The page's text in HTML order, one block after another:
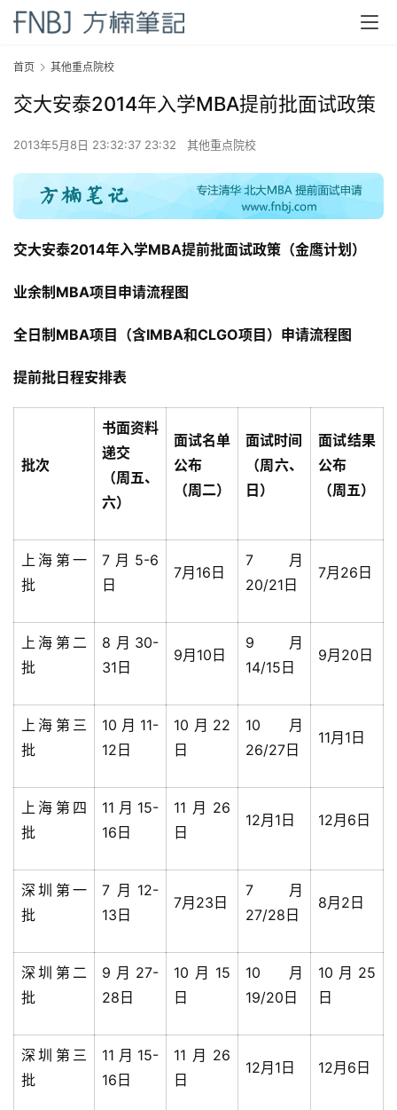
首页 其他重点院校
交大安泰2014年入学MBA提前批面试政策
2013年5月8日 23:32:37 23:32 其他重点院校
交大安泰2014年入学MBA提前批面试政策（金鹰计划）
业余制MBA项目申请流程图
全日制MBA项目（含IMBA和CLGO项目）申请流程图
提前批日程安排表
批次
书面资料
递交
（周五、
六）
面试名单
公布
（周二）
面试时间
（周六、
日）
面试结果
公布
（周五）
上海第一
批
7月5-6
日
7月16日
7月
20/21日
7月26日
上海第二
批
8月30-
31日
9月10日
9月
14/15日
9月20日
上海第三
批
10月11-
12日
10月22
日
10月
26/27日
11月1日
上海第四
批
11月15-
16日
11月26
日
12月1日 12月6日
深圳第一
批
7月12-
13日
7月23日
7月
27/28日
8月2日
深圳第二
批
9月27-
28日
10月15
日
10月
19/20日
10月25
日
深圳第三
批
11月15-
16日
11月26
日
12月1日 12月6日